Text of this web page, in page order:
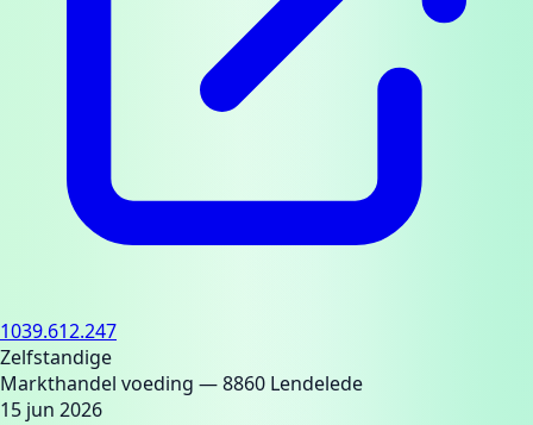
1039.612.247
Zelfstandige
Markthandel voeding — 8860 Lendelede
15 jun 2026